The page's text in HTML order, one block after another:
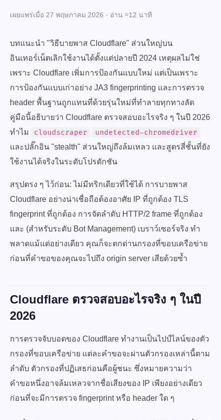
เผยแพร่เมื่อ 27 พฤษภาคม 2026 · อ่าน ≈12 นาที
บทแนะนำ "วิธีบายพาส Cloudflare" ส่วนใหญ่บน
อินเทอร์เน็ตเลิกใช้งานได้ตั้งแต่ปลายปี 2024 เหตุผลไม่ใช่
เพราะ Cloudflare เพิ่มการป้องกันแบบใหม่ แต่เป็นเพราะ
การป้องกันแบบเก่าอย่าง JA3 fingerprinting และการตรวจ
header พื้นฐานถูกแทนที่ด้วยรุ่นใหม่ที่ทำลายทุกทางลัด
คู่มือนี้อธิบายว่า Cloudflare ตรวจสอบอะไรจริง ๆ ในปี 2026
ทำไม
cloudscraper
undetected-chromedriver
และปลั๊กอิน "stealth" ส่วนใหญ่ถึงล้มเหลว และสูตรสี่ชั้นที่ยัง
ใช้งานได้จริงในระดับโปรดักชัน
สรุปตรง ๆ ไว้ก่อน: ไม่มีทริกเดียวที่ใช้ได้ การบายพาส
Cloudflare อย่างน่าเชื่อถือต้องอาศัย IP ที่ถูกต้อง TLS
fingerprint ที่ถูกต้อง การจัดลำดับ HTTP/2 frame ที่ถูกต้อง
และ (สำหรับระดับ Bot Management) เบราว์เซอร์จริง ทำ
พลาดแม้แต่อย่างเดียว คุณก็จะตกด่านกรองที่ขอบเครือข่าย
ก่อนที่คำขอของคุณจะไปถึง origin server เสียด้วยซ้ำ
Cloudflare ตรวจสอบอะไรจริง ๆ ในปี
2026
การตรวจจับบอตของ Cloudflare ทำงานเป็นไปป์ไลน์ของตัว
กรองที่ขอบเครือข่าย แต่ละคำขอจะผ่านตัวกรองเหล่านี้ตาม
ลำดับ ตัวกรองที่ปฏิเสธก่อนคือผู้ชนะ ซึ่งหมายความว่า
คำขอหนึ่งอาจล้มเหลวจากชื่อเสียงของ IP เพียงอย่างเดียว
ก่อนที่จะมีการตรวจ fingerprint หรือ header ใด ๆ